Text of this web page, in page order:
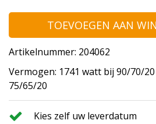
TOEVOEGEN AAN
Artikelnummer: 204062
Vermogen: 1741 watt bij 90/70/
75/65/20
Kies zelf uw leverdatum